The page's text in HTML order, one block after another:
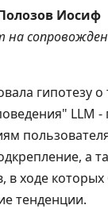
Иосиф
на
гипотезу о
LLM
а
в ходе
тенденции.